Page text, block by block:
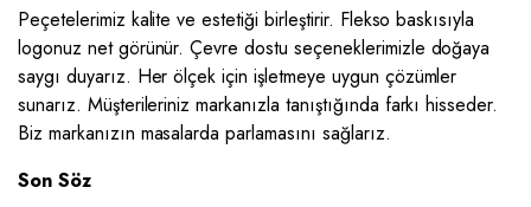
Peçetelerimiz kalite ve estetiği birleştirir. Flekso baskısıyla
logonuz net görünür. Çevre dostu seçeneklerimizle doğaya
saygı duyarız. Her ölçek için işletmeye uygun çözümler
sunarız. Müşterileriniz markanızla tanıştığında farkı hisseder.
Biz markanızın masalarda parlamasını sağlarız.
Son Söz